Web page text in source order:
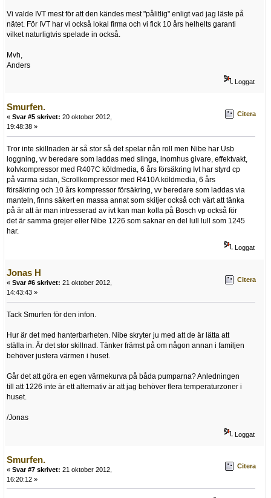
Vi valde IVT mest för att den kändes mest "pålitlig" enligt vad jag läste på
nätet. För IVT har vi också lokal firma och vi fick 10 års helhelts garanti
vilket naturligtvis spelade in också.
Mvh,
Anders
Loggat
Smurfen.
« Svar #5 skrivet: 20 oktober 2012,
19:48:38 »
Citera
Tror inte skillnaden är så stor så det spelar nån roll men Nibe har Usb
loggning, vv beredare som laddas med slinga, inomhus givare, effektvakt,
kolvkompressor med R407C köldmedia, 6 års försäkring Ivt har styrd cp
på varma sidan, Scrollkompressor med R410A köldmedia, 6 års
försäkring och 10 års kompressor försäkring, vv beredare som laddas via
manteln, finns säkert en massa annat som skiljer också och värt att tänka
på är att är man intresserad av ivt kan man kolla på Bosch vp också för
det är samma grejer eller Nibe 1226 som saknar en del lull lull som 1245
har.
Loggat
Jonas H
« Svar #6 skrivet: 21 oktober 2012,
14:43:43 »
Citera
Tack Smurfen för den infon.
Hur är det med hanterbarheten. Nibe skryter ju med att de är lätta att
ställa in. Är det stor skillnad. Tänker främst på om någon annan i familjen
behöver justera värmen i huset.
Går det att göra en egen värmekurva på båda pumparna? Anledningen
till att 1226 inte är ett alternativ är att jag behöver flera temperaturzoner i
huset.
/Jonas
Loggat
Smurfen.
« Svar #7 skrivet: 21 oktober 2012,
16:20:12 »
Citera